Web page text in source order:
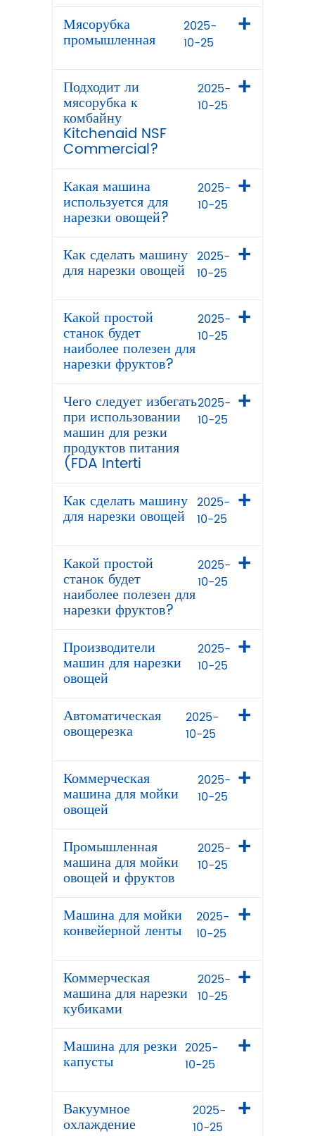
Мясорубка
промышленная
2025-
10-25
Подходит ли
мясорубка к
комбайну
Kitchenaid NSF
Commercial?
2025-
10-25
Какая машина
используется для
нарезки овощей?
2025-
10-25
Как сделать машину
для нарезки овощей
2025-
10-25
Какой простой
станок будет
наиболее полезен для
нарезки фруктов?
2025-
10-25
Чего следует избегать
при использовании
машин для резки
продуктов питания
(FDA Interti
2025-
10-25
Как сделать машину
для нарезки овощей
2025-
10-25
Какой простой
станок будет
наиболее полезен для
нарезки фруктов?
2025-
10-25
Производители
машин для нарезки
овощей
2025-
10-25
Автоматическая
овощерезка
2025-
10-25
Коммерческая
машина для мойки
овощей
2025-
10-25
Промышленная
машина для мойки
овощей и фруктов
2025-
10-25
Машина для мойки
конвейерной ленты
2025-
10-25
Коммерческая
машина для нарезки
кубиками
2025-
10-25
Машина для резки
капусты
2025-
10-25
Вакуумное
охлаждение
2025-
10-25